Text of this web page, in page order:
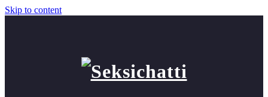
Skip to content